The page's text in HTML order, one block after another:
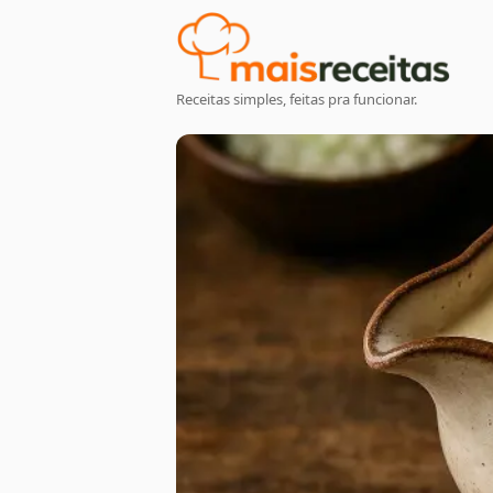
Receitas simples, feitas pra funcionar.